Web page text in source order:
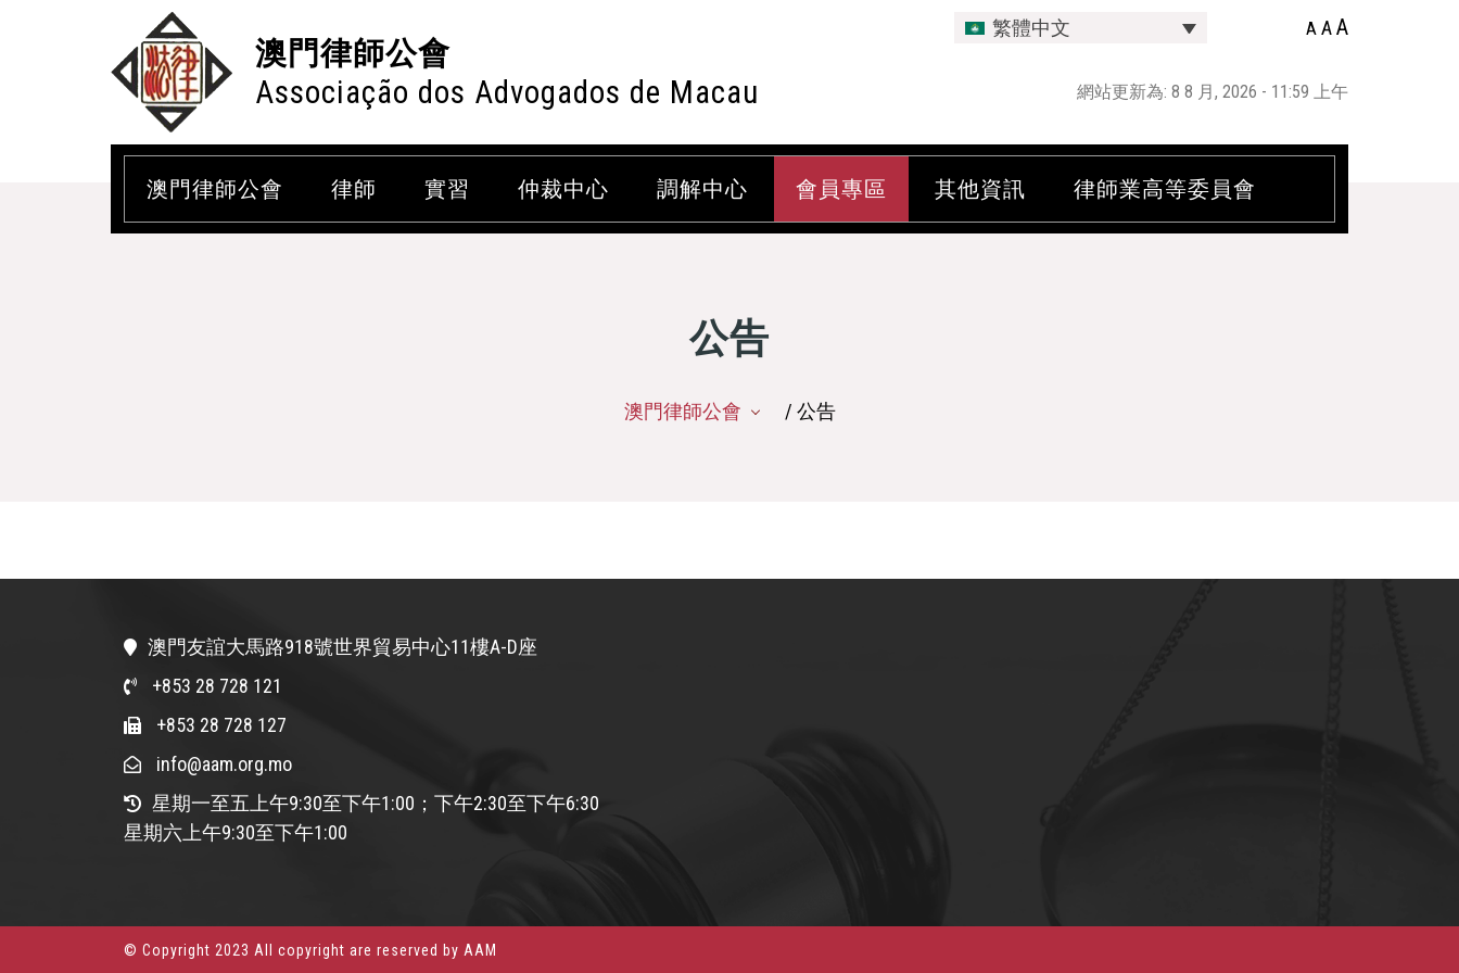
澳門律師公會
Associação dos Advogados de Macau
繁體中文 A AA
網站更新為: 8 8 月, 2026 - 11:59 上午
澳門律師公會 律師 實習 仲裁中心 調解中心 會員專區 其他資訊 律師業高等委員會
公告
澳門律師公會 / 公告
澳門友誼大馬路918號世界貿易中心11樓A-D座
+853 28 728 121
+853 28 728 127
info@aam.org.mo
星期一至五上午9:30至下午1:00；下午2:30至下午6:30
星期六上午9:30至下午1:00
© Copyright 2023 All copyright are reserved by AAM